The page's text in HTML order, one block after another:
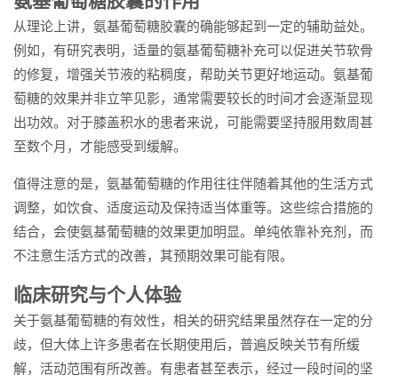
从理论上讲，氨基葡萄糖胶囊的确能够起到一定的辅助益处。
例如，有研究表明，适量的氨基葡萄糖补充可以促进关节软骨
的修复，增强关节液的粘稠度，帮助关节更好地运动。氨基葡
萄糖的效果并非立竿见影，通常需要较长的时间才会逐渐显现
出功效。对于膝盖积水的患者来说，可能需要坚持服用数周甚
至数个月，才能感受到缓解。
值得注意的是，氨基葡萄糖的作用往往伴随着其他的生活方式
调整，如饮食、适度运动及保持适当体重等。这些综合措施的
结合，会使氨基葡萄糖的效果更加明显。单纯依靠补充剂，而
不注意生活方式的改善，其预期效果可能有限。
临床研究与个人体验
关于氨基葡萄糖的有效性，相关的研究结果虽然存在一定的分
歧，但大体上许多患者在长期使用后，普遍反映关节有所缓
解，活动范围有所改善。有患者甚至表示，经过一段时间的坚